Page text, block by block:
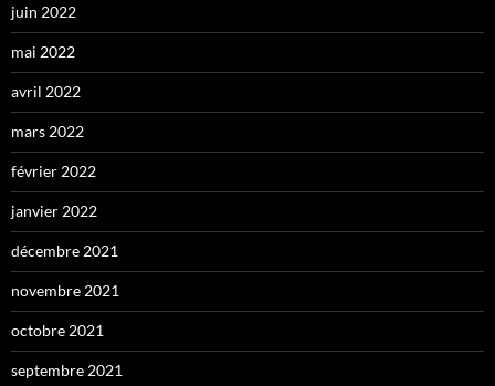
juin 2022
mai 2022
avril 2022
mars 2022
février 2022
janvier 2022
décembre 2021
novembre 2021
octobre 2021
septembre 2021